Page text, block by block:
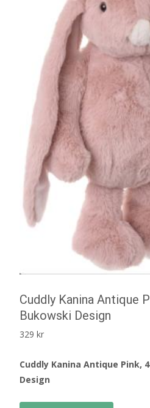
Cuddly Kanina Antique
Bukowski Design
329 kr
Cuddly Kanina Antique Pink,
Design